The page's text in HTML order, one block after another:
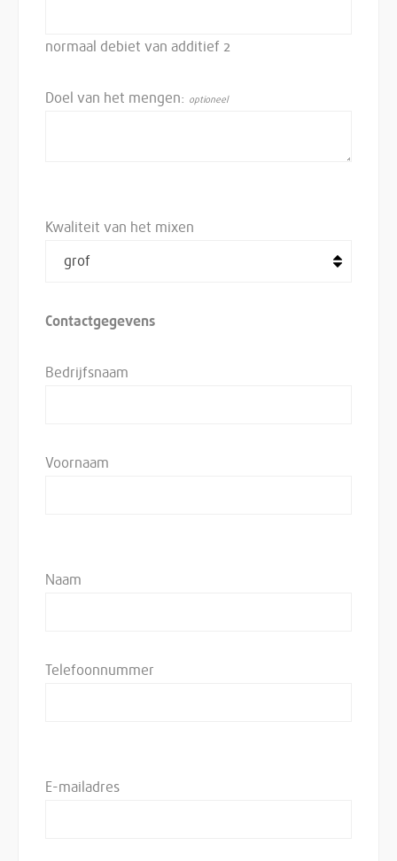
normaal debiet van additief 2
Doel van het mengen:
Kwaliteit van het mixen
Contactgegevens
Bedrijfsnaam
Voornaam
Naam
Telefoonnummer
E-mailadres